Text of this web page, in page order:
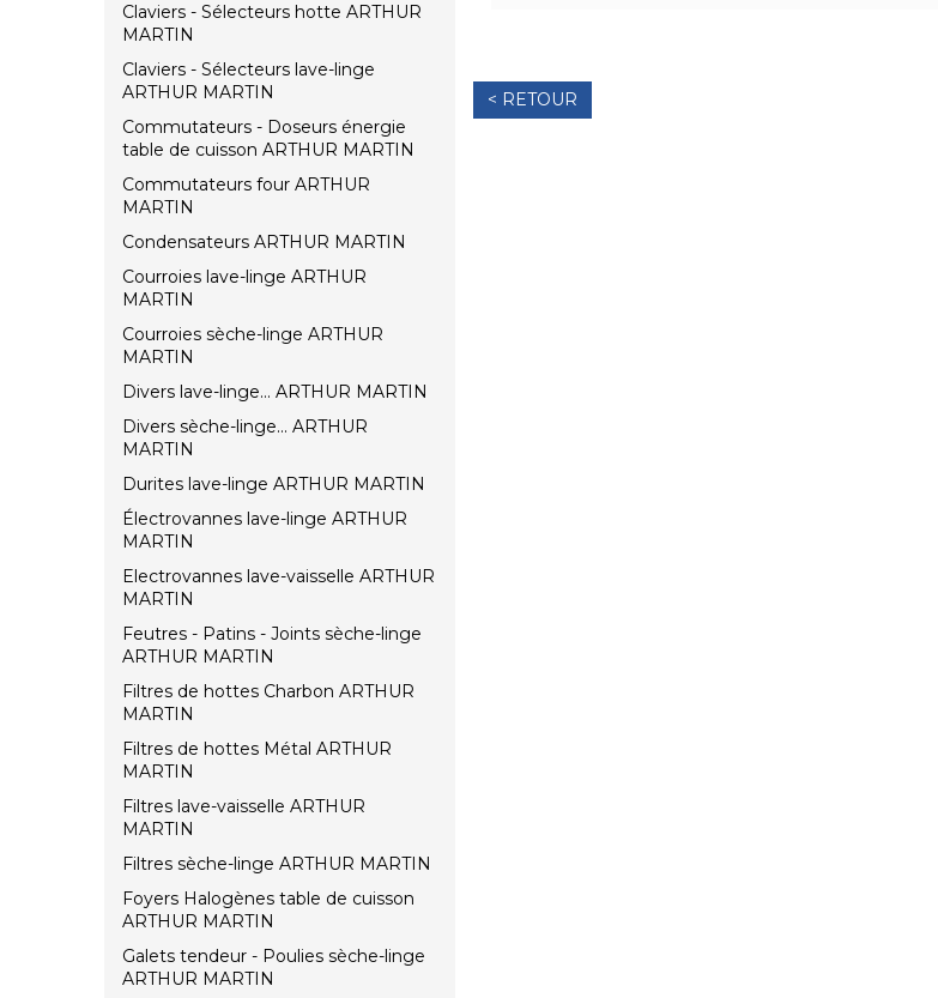
Claviers - Sélecteurs hotte ARTHUR
MARTIN
Claviers - Sélecteurs lave-linge
ARTHUR MARTIN
Commutateurs - Doseurs énergie
table de cuisson ARTHUR MARTIN
Commutateurs four ARTHUR
MARTIN
Condensateurs ARTHUR MARTIN
Courroies lave-linge ARTHUR
MARTIN
Courroies sèche-linge ARTHUR
MARTIN
Divers lave-linge... ARTHUR MARTIN
Divers sèche-linge... ARTHUR
MARTIN
Durites lave-linge ARTHUR MARTIN
Électrovannes lave-linge ARTHUR
MARTIN
Electrovannes lave-vaisselle ARTHUR
MARTIN
Feutres - Patins - Joints sèche-linge
ARTHUR MARTIN
Filtres de hottes Charbon ARTHUR
MARTIN
Filtres de hottes Métal ARTHUR
MARTIN
Filtres lave-vaisselle ARTHUR
MARTIN
Filtres sèche-linge ARTHUR MARTIN
Foyers Halogènes table de cuisson
ARTHUR MARTIN
Galets tendeur - Poulies sèche-linge
ARTHUR MARTIN
< RETOUR